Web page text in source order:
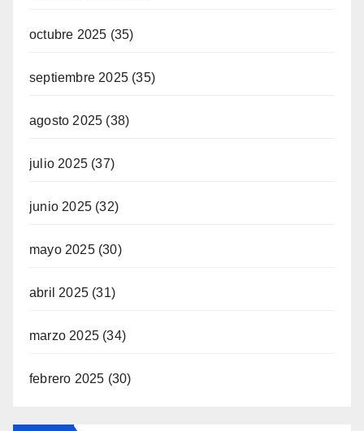
octubre 2025 (35)
septiembre 2025 (35)
agosto 2025 (38)
julio 2025 (37)
junio 2025 (32)
mayo 2025(30)
abril 2025 (31)
marzo 2025 (34)
febrero 2025 (30)